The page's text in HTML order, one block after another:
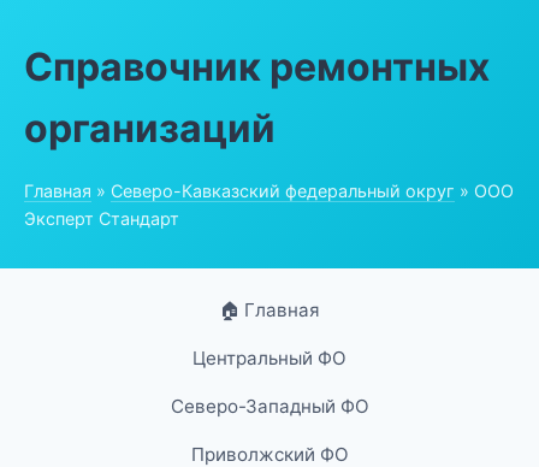
Справочник ремонтных
организаций
Главная » Северо-Кавказский федеральный округ » ООО
Эксперт Стандарт
🏠 Главная
Центральный ФО
Северо-Западный ФО
Приволжский ФО